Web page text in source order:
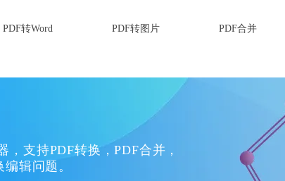
PDF转Word PDF转图片 PDF合并
，支持PDF转换，PDF合并，
辑问题。